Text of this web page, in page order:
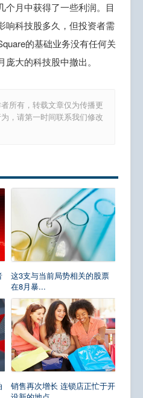
个月中获得了一些利润。目
响科技股多久，但投资者需
的基础业务没有任何关
大的科技股中撤出。
所有，转载文章仅为传播更
，请第一时间联系我们修改
这3支与当前局势相关的股票
在8月暴...
销售再次增长 连锁店正忙于开